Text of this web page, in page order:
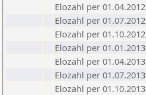
Elozahl per 01.04.2012
Elozahl per 01.07.2012
Elozahl per 01.10.2012
Elozahl per 01.01.2013
Elozahl per 01.04.2013
Elozahl per 01.07.2013
Elozahl per 01.10.2013